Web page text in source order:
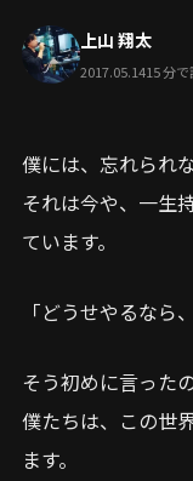
上山 翔太
2017.05.1415 分
僕には、忘れられ
それは今や、一生
ています。
「どうせやるなら
そう初めに言った
僕たちは、この世
ます。